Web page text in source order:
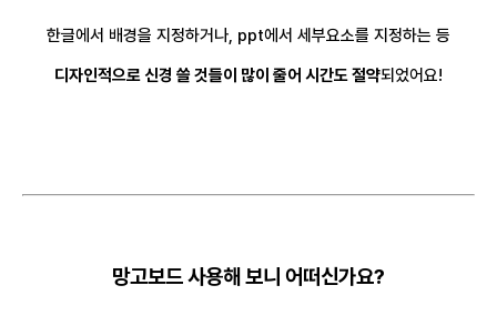
한글에서 배경을 지정하거나, ppt에서 세부요소를 지정하는 등
디자인적으로 신경 쓸 것들이 많이 줄어 시간도 절약되었어요!
망고보드 사용해 보니 어떠신가요?